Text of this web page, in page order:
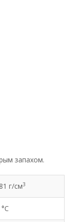
запахом.
г/см3